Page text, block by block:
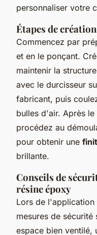
personnaliser votre
Étapes de
Commencez par
et en le ponçant.
maintenir la
avec le durcisseur
fabricant, puis
bulles d'air. Après
procédez au
pour obtenir une
brillante.
Conseils de
résine époxy
Lors de
mesures de
espace bien ventilé,